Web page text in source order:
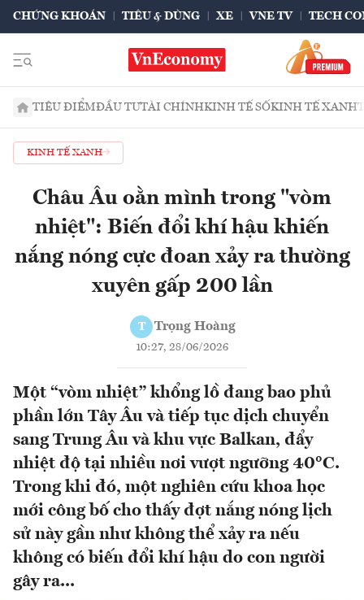
CHỨNG KHOÁN TIÊU & DÙNG XE VNE TV TECH
TIÊU ĐIỂMĐẦU TƯTÀI CHÍNHKINH TẾ SỐKINH TẾ XANH
KINH TẾ XANH
Châu Âu oằn mình trong "vòm
nhiệt": Biến đổi khí hậu khiến
nắng nóng cực đoan xảy ra thường
xuyên gấp 200 lần
T Trọng Hoàng
10:27, 28/06/2026
Một “vòm nhiệt” khổng lồ đang bao phủ
phần lớn Tây Âu và tiếp tục dịch chuyển
sang Trung Âu và khu vực Balkan, đẩy
nhiệt độ tại nhiều nơi vượt ngưỡng 40°C.
Trong khi đó, một nghiên cứu khoa học
mới công bố cho thấy đợt nắng nóng lịch
sử này gần như không thể xảy ra nếu
không có biến đổi khí hậu do con người
gây ra...